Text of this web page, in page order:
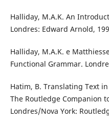
Halliday, M.A.K. An
Londres: Edward Arnold,
Halliday, M.A.K. e
Functional Grammar.
Hatim, B. Translating Text
The Routledge Companion
Londres/Nova York: